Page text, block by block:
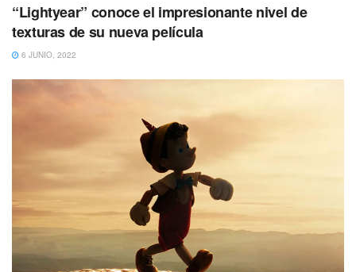
“Lightyear” conoce el impresionante nivel de
texturas de su nueva película
6 JUNIO, 2022